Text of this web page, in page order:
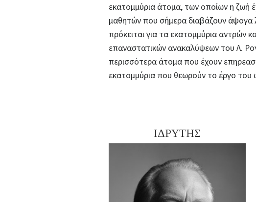
εκατομμύρια άτομα, των οποίων η ζωή
μαθητών που σήμερα διαβάζουν
πρόκειται για τα εκατομμύρια
επαναστατικών ανακαλύψεων του Λ.
περισσότερα άτομα που έχουν
εκατομμύρια που θεωρούν το έργο του
ΙΔΡΥΤΗΣ